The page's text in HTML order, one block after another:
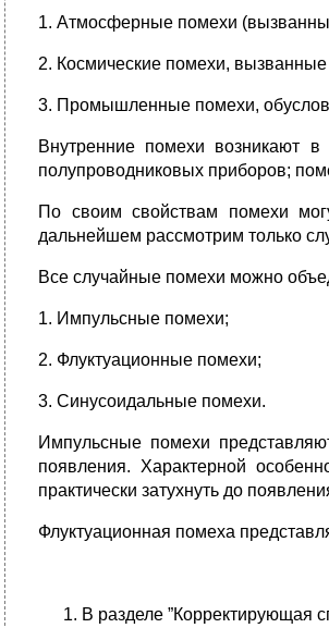
1. Атмосферные помехи
2. Космические помехи,
3. Промышленные помехи,
Внутренние помехи возникают
полупроводниковых приборов;
По своим свойствам помехи
дальнейшем рассмотрим только
Все случайные помехи можно
1. Импульсные помехи;
2. Флуктуационные помехи;
3. Синусоидальные помехи.
Импульсные помехи
появления. Характерной
практически затухнуть до
Флуктуационная помеха
В разделе ”Корректирующая